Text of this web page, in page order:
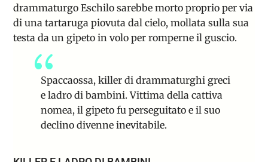
drammaturgo Eschilo sarebbe morto proprio per via
di una tartaruga piovuta dal cielo, mollata sulla sua
testa da un gipeto in volo per romperne il guscio.
Spaccaossa, killer di drammaturghi greci
e ladro di bambini. Vittima della cattiva
nomea, il gipeto fu perseguitato e il suo
declino divenne inevitabile.